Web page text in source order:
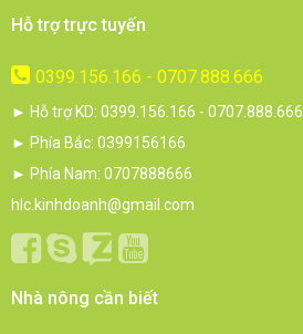
Hỗ trợ trực tuyến
0399.156.166 - 0707.888.666
► Hỗ trợ KD: 0399.156.166 - 0707.888.666
► Phía Bắc: 0399156166
► Phía Nam: 0707888666
hlc.kinhdoanh@gmail.com
Nhà nông cần biết